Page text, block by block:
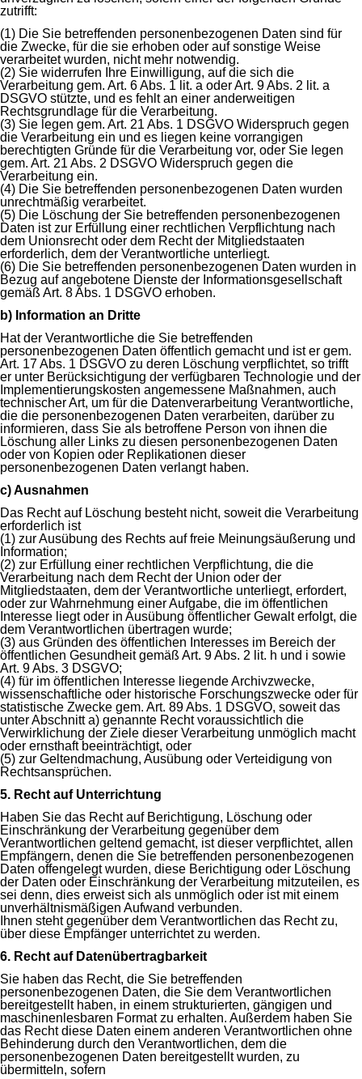
zutrifft:
(1) Die Sie betreffenden personenbezogenen Daten sind für
die Zwecke, für die sie erhoben oder auf sonstige Weise
verarbeitet wurden, nicht mehr notwendig.
(2) Sie widerrufen Ihre Einwilligung, auf die sich die
Verarbeitung gem. Art. 6 Abs. 1 lit. a oder Art. 9 Abs. 2 lit. a
DSGVO stützte, und es fehlt an einer anderweitigen
Rechtsgrundlage für die Verarbeitung.
(3) Sie legen gem. Art. 21 Abs. 1 DSGVO Widerspruch gegen
die Verarbeitung ein und es liegen keine vorrangigen
berechtigten Gründe für die Verarbeitung vor, oder Sie legen
gem. Art. 21 Abs. 2 DSGVO Widerspruch gegen die
Verarbeitung ein.
(4) Die Sie betreffenden personenbezogenen Daten wurden
unrechtmäßig verarbeitet.
(5) Die Löschung der Sie betreffenden personenbezogenen
Daten ist zur Erfüllung einer rechtlichen Verpflichtung nach
dem Unionsrecht oder dem Recht der Mitgliedstaaten
erforderlich, dem der Verantwortliche unterliegt.
(6) Die Sie betreffenden personenbezogenen Daten wurden in
Bezug auf angebotene Dienste der Informationsgesellschaft
gemäß Art. 8 Abs. 1 DSGVO erhoben.
b) Information an Dritte
Hat der Verantwortliche die Sie betreffenden
personenbezogenen Daten öffentlich gemacht und ist er gem.
Art. 17 Abs. 1 DSGVO zu deren Löschung verpflichtet, so trifft
er unter Berücksichtigung der verfügbaren Technologie und der
Implementierungskosten angemessene Maßnahmen, auch
technischer Art, um für die Datenverarbeitung Verantwortliche,
die die personenbezogenen Daten verarbeiten, darüber zu
informieren, dass Sie als betroffene Person von ihnen die
Löschung aller Links zu diesen personenbezogenen Daten
oder von Kopien oder Replikationen dieser
personenbezogenen Daten verlangt haben.
c) Ausnahmen
Das Recht auf Löschung besteht nicht, soweit die Verarbeitung
erforderlich ist
(1) zur Ausübung des Rechts auf freie Meinungsäußerung und
Information;
(2) zur Erfüllung einer rechtlichen Verpflichtung, die die
Verarbeitung nach dem Recht der Union oder der
Mitgliedstaaten, dem der Verantwortliche unterliegt, erfordert,
oder zur Wahrnehmung einer Aufgabe, die im öffentlichen
Interesse liegt oder in Ausübung öffentlicher Gewalt erfolgt, die
dem Verantwortlichen übertragen wurde;
(3) aus Gründen des öffentlichen Interesses im Bereich der
öffentlichen Gesundheit gemäß Art. 9 Abs. 2 lit. h und i sowie
Art. 9 Abs. 3 DSGVO;
(4) für im öffentlichen Interesse liegende Archivzwecke,
wissenschaftliche oder historische Forschungszwecke oder für
statistische Zwecke gem. Art. 89 Abs. 1 DSGVO, soweit das
unter Abschnitt a) genannte Recht voraussichtlich die
Verwirklichung der Ziele dieser Verarbeitung unmöglich macht
oder ernsthaft beeinträchtigt, oder
(5) zur Geltendmachung, Ausübung oder Verteidigung von
Rechtsansprüchen.
5. Recht auf Unterrichtung
Haben Sie das Recht auf Berichtigung, Löschung oder
Einschränkung der Verarbeitung gegenüber dem
Verantwortlichen geltend gemacht, ist dieser verpflichtet, allen
Empfängern, denen die Sie betreffenden personenbezogenen
Daten offengelegt wurden, diese Berichtigung oder Löschung
der Daten oder Einschränkung der Verarbeitung mitzuteilen, es
sei denn, dies erweist sich als unmöglich oder ist mit einem
unverhältnismäßigen Aufwand verbunden.
Ihnen steht gegenüber dem Verantwortlichen das Recht zu,
über diese Empfänger unterrichtet zu werden.
6. Recht auf Datenübertragbarkeit
Sie haben das Recht, die Sie betreffenden
personenbezogenen Daten, die Sie dem Verantwortlichen
bereitgestellt haben, in einem strukturierten, gängigen und
maschinenlesbaren Format zu erhalten. Außerdem haben Sie
das Recht diese Daten einem anderen Verantwortlichen ohne
Behinderung durch den Verantwortlichen, dem die
personenbezogenen Daten bereitgestellt wurden, zu
übermitteln, sofern